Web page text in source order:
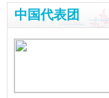
中国代表团